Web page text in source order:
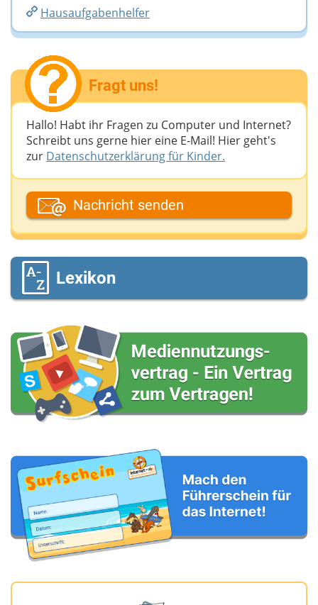
Hausaufgabenhelfer
Fragt uns!
Hallo! Habt ihr Fragen zu Computer und Internet?
Schreibt uns gerne hier eine E-Mail! Hier geht's
zur Datenschutzerklärung für Kinder.
Dein Fantasiename
Deine E-Mail-Adresse (wenn du eine Antwort
möchtest)
Deine Nachricht
Nachricht senden
Lexikon